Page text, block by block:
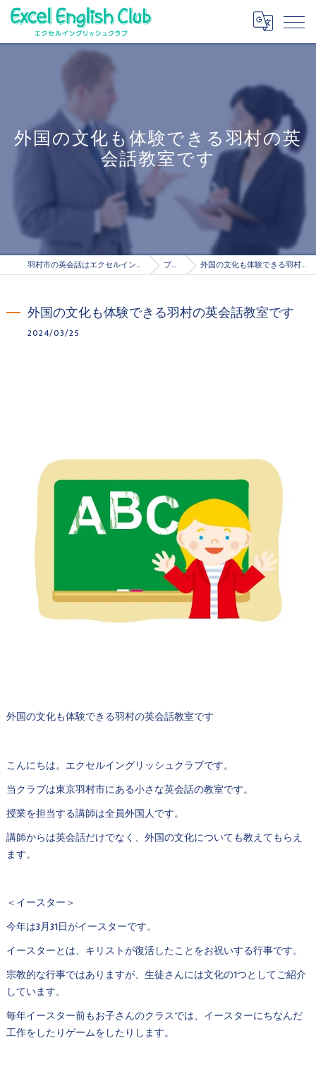
外国の文化も体験できる羽村の英
会話教室です
羽村市の英会話はエクセルイングリッシュクラブ ブログ 外国の文化も体験できる羽村の英会話教室です
外国の文化も体験できる羽村の英会話教室です
2024/03/25
外国の文化も体験できる羽村の英会話教室です
こんにちは。エクセルイングリッシュクラブです。
当クラブは東京羽村市にある小さな英会話の教室です。
授業を担当する講師は全員外国人です。
講師からは英会話だけでなく、外国の文化についても教えてもらえ
ます。
＜イースター＞
今年は3月31日がイースターです。
イースターとは、キリストが復活したことをお祝いする行事です。
宗教的な行事ではありますが、生徒さんには文化の1つとしてご紹介
しています。
毎年イースター前もお子さんのクラスでは、イースターにちなんだ
工作をしたりゲームをしたりします。